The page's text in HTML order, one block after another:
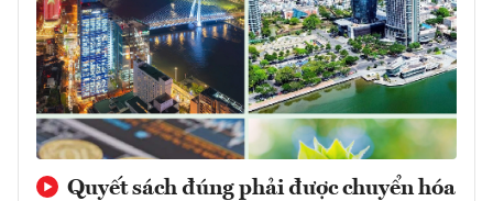
Quyết sách đúng phải được chuyển hóa